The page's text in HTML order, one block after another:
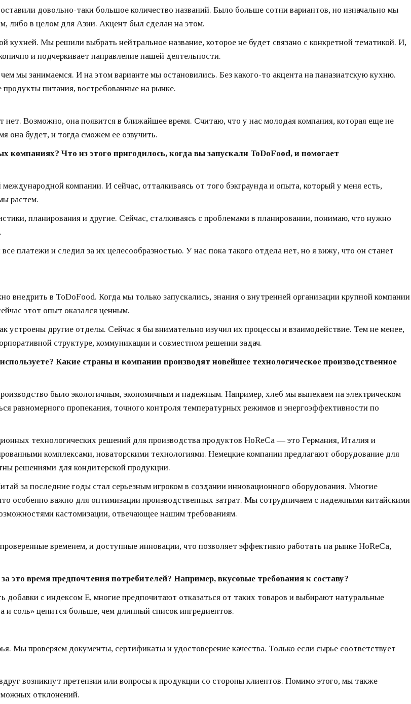
довольно-таки большое количество названий. Было больше сотни вариантов, но изначально мы
либо в целом для Азии. Акцент был сделан на этом.
кухней. Мы решили выбрать нейтральное название, которое не будет связано с конкретной тематикой. И,
и подчеркивает направление нашей деятельности.
мы занимаемся. И на этом варианте мы остановились. Без какого-то акцента на паназиатскую кухню.
питания, востребованные на рынке.
Возможно, она появится в ближайшее время. Считаю, что у нас молодая компания, которая еще не
она будет, и тогда сможем ее озвучить.
Что из этого пригодилось, когда вы запускали ToDoFood, и помогает
компании. И сейчас, отталкиваясь от того бэкграунда и опыта, который у меня есть,
растем.
планирования и другие. Сейчас, сталкиваясь с проблемами в планировании, понимаю, что нужно
платежи и следил за их целесообразностью. У нас пока такого отдела нет, но я вижу, что он станет
внедрить в ToDoFood. Когда мы только запускались, знания о внутренней организации крупной компании
этот опыт оказался ценным.
устроены другие отделы. Сейчас я бы внимательно изучил их процессы и взаимодействие. Тем не менее,
структуре, коммуникации и совместном решении задач.
Какие страны и компании производят новейшее технологическое производственное
было экологичным, экономичным и надежным. Например, хлеб мы выпекаем на электрическом
равномерного пропекания, точного контроля температурных режимов и энергоэффективности по
технологических решений для производства продуктов HoReCa — это Германия, Италия и
комплексами, новаторскими технологиями. Немецкие компании предлагают оборудование для
решениями для кондитерской продукции.
за последние годы стал серьезным игроком в создании инновационного оборудования. Многие
особенно важно для оптимизации производственных затрат. Мы сотрудничаем с надежными китайскими
кастомизации, отвечающее нашим требованиям.
временем, и доступные инновации, что позволяет эффективно работать на рынке HoReCa,
это время предпочтения потребителей? Например, вкусовые требования к составу?
с индексом Е, многие предпочитают отказаться от таких товаров и выбирают натуральные
соль» ценится больше, чем длинный список ингредиентов.
Мы проверяем документы, сертификаты и удостоверение качества. Только если сырье соответствует
возникнут претензии или вопросы к продукции со стороны клиентов. Помимо этого, мы также
отклонений.